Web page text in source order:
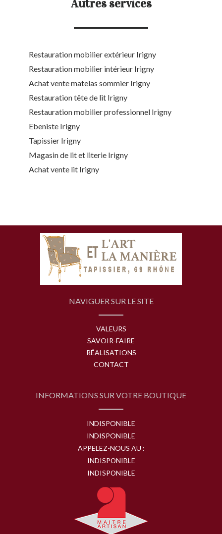
Autres services
Restauration mobilier extérieur Irigny
Restauration mobilier intérieur Irigny
Achat vente matelas sommier Irigny
Restauration tête de lit Irigny
Restauration mobilier professionnel Irigny
Ebeniste Irigny
Tapissier Irigny
Magasin de lit et literie Irigny
Achat vente lit Irigny
NAVIGUER SUR LE SITE
VALEURS
SAVOIR-FAIRE
RÉALISATIONS
CONTACT
INFORMATIONS SUR VOTRE BOUTIQUE
INDISPONIBLE
INDISPONIBLE
APPELEZ-NOUS AU :
INDISPONIBLE
INDISPONIBLE